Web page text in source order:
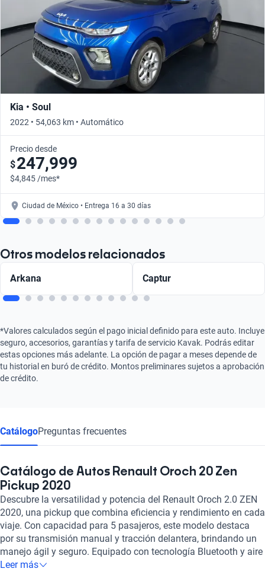
Kia • Soul
2022 • 54,063 km • Automático
Precio desde
$247,999
$4,845 /mes*
Ciudad de México • Entrega 16 a 30 días
Otros modelos relacionados
Arkana Captur
*Valores calculados según el pago inicial definido para este auto. Incluye
seguro, accesorios, garantías y tarifa de servicio Kavak. Podrás editar
estas opciones más adelante. La opción de pagar a meses depende de
tu historial en buró de crédito. Montos preliminares sujetos a aprobación
de crédito.
CatálogoPreguntas frecuentes
Catálogo de Autos Renault Oroch 20 Zen
Pickup 2020
Descubre la versatilidad y potencia del Renault Oroch 2.0 ZEN
2020, una pickup que combina eficiencia y rendimiento en cada
viaje. Con capacidad para 5 pasajeros, este modelo destaca
por su transmisión manual y tracción delantera, brindando un
manejo ágil y seguro. Equipado con tecnología Bluetooth y aire
acondicionado automático, tu comodidad está garantizada en
Leer más